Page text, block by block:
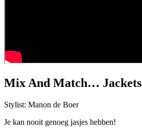
Mix And Match… Jackets
Stylist: Manon de Boer
Je kan nooit genoeg jasjes hebben!